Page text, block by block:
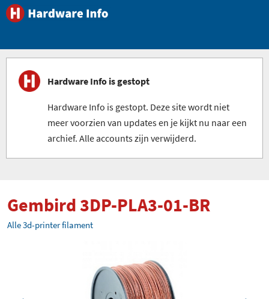
Hardware Info is gestopt
Hardware Info is gestopt. Deze site wordt niet
meer voorzien van updates en je kijkt nu naar een
archief. Alle accounts zijn verwijderd.
Gembird 3DP-PLA3-01-BR
Alle 3d-printer filament